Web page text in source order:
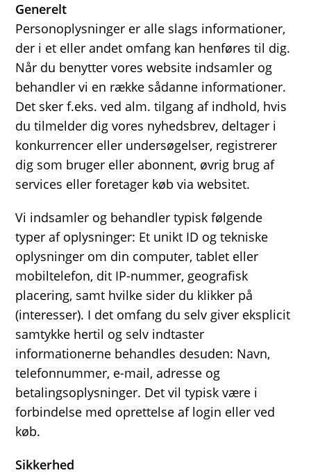
Generelt
Personoplysninger er alle slags informationer,
der i et eller andet omfang kan henføres til dig.
Når du benytter vores website indsamler og
behandler vi en række sådanne informationer.
Det sker f.eks. ved alm. tilgang af indhold, hvis
du tilmelder dig vores nyhedsbrev, deltager i
konkurrencer eller undersøgelser, registrerer
dig som bruger eller abonnent, øvrig brug af
services eller foretager køb via websitet.
Vi indsamler og behandler typisk følgende
typer af oplysninger: Et unikt ID og tekniske
oplysninger om din computer, tablet eller
mobiltelefon, dit IP-nummer, geografisk
placering, samt hvilke sider du klikker på
(interesser). I det omfang du selv giver eksplicit
samtykke hertil og selv indtaster
informationerne behandles desuden: Navn,
telefonnummer, e-mail, adresse og
betalingsoplysninger. Det vil typisk være i
forbindelse med oprettelse af login eller ved
køb.
Sikkerhed